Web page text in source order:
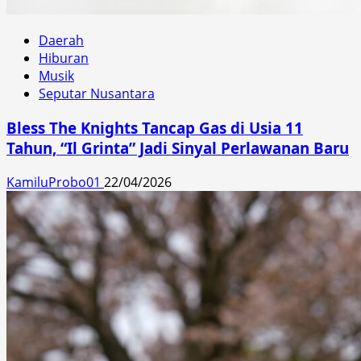
Daerah
Hiburan
Musik
Seputar Nusantara
Bless The Knights Tancap Gas di Usia 11
Tahun, “Il Grinta” Jadi Sinyal Perlawanan Baru
KamiluProbo01 22/04/2026